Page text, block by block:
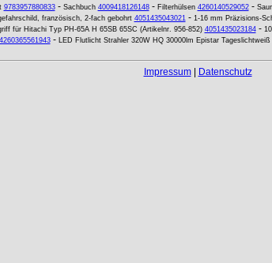
9783957880833- Sachbuch 4009418126148- Filterhülsen 4260140529052-
französisch, 2-fach gebohrt 4051435043021- 1-16 mm Präzisions-
für Hitachi Typ PH-65A H 65SB 65SC (Artikelnr. 956-852) 4051435023184-
4260365561943- LED Flutlicht Strahler 320W HQ 30000lm Epistar Tageslichtweiß
Impressum| Datenschutz